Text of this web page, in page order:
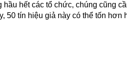
hết các tổ chức, chúng cũng
50 tín hiệu giả này có thể tốn hơn